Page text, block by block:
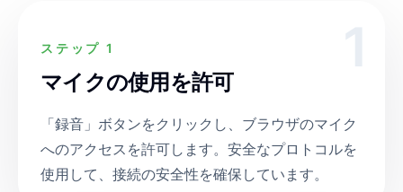
ステップ 1
マイクの使用を許可
「録音」ボタンをクリックし、ブラウザのマイク
へのアクセスを許可します。安全なプロトコルを
使用して、接続の安全性を確保しています。